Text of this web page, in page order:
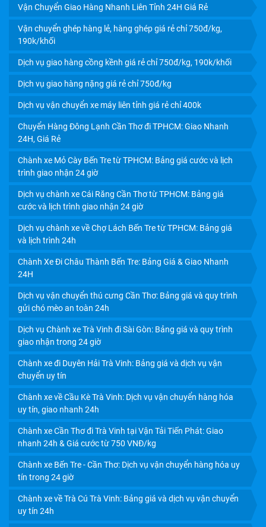
CHÀNH XE CÀ MAU UY TÍN: CƯỚC RẺ, GIAO NHẬN TẬN
CHÀNH XE VĨNH LONG: GIÁ CƯỚC RẺ, GIAO NHẬN
CHÀNH XE CẦN THƠ: CHỈ 750Đ/KG, GIÁ TIẾT KIỆM,
Vận Chuyển Giao Hàng Nhanh Liên Tỉnh 24H Giá Rẻ
Vận chuyển ghép hàng lẻ, hàng ghép giá rẻ chỉ 750đ/kg,
190k/khối
Dịch vụ giao hàng cồng kềnh giá rẻ chỉ 750đ/kg, 190k/khối
Dịch vụ giao hàng nặng giá rẻ chỉ 750đ/kg
Dịch vụ vận chuyển xe máy liên tỉnh giá rẻ chỉ 400k
Chuyển Hàng Đông Lạnh Cần Thơ đi TPHCM: Giao Nhanh
24H, Giá Rẻ
Chành xe Mỏ Cày Bến Tre từ TPHCM: Bảng giá cước và lịch
trình giao nhận 24 giờ
Dịch vụ chành xe Cái Răng Cần Thơ từ TPHCM: Bảng giá
cước và lịch trình giao nhận 24 giờ
Dịch vụ chành xe về Chợ Lách Bến Tre từ TPHCM: Bảng giá
và lịch trình 24h
Chành Xe Đi Châu Thành Bến Tre: Bảng Giá & Giao Nhanh
24H
Dịch vụ vận chuyển thú cưng Cần Thơ: Bảng giá và quy trình
gửi chó mèo an toàn 24h
Dịch vụ Chành xe Trà Vinh đi Sài Gòn: Bảng giá và quy trình
giao nhận trong 24 giờ
Chành xe đi Duyên Hải Trà Vinh: Bảng giá và dịch vụ vận
chuyển uy tín
Chành xe về Cầu Kè Trà Vinh: Dịch vụ vận chuyển hàng hóa
uy tín, giao nhanh 24h
Chành xe Cần Thơ đi Trà Vinh tại Vận Tải Tiến Phát: Giao
nhanh 24h & Giá cước từ 750 VNĐ/kg
Chành xe Bến Tre - Cần Thơ: Dịch vụ vận chuyển hàng hóa uy
tín trong 24 giờ
Chành xe về Trà Cú Trà Vinh: Bảng giá và dịch vụ vận chuyển
uy tín 24h